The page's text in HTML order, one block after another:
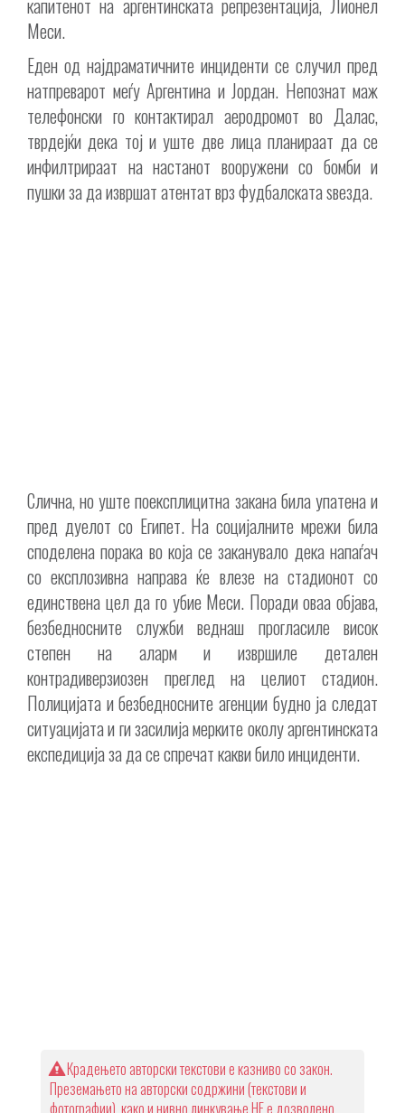
Меси.
Еден од најдраматичните инциденти се случил пред
натпреварот меѓу Аргентина и Јордан. Непознат маж
телефонски го контактирал аеродромот во Далас,
тврдејќи дека тој и уште две лица планираат да се
инфилтрираат на настанот вооружени со бомби и
пушки за да извршат атентат врз фудбалската ѕвезда.
Слична, но уште поексплицитна закана била упатена и
пред дуелот со Египет. На социјалните мрежи била
споделена порака во која се заканувало дека напаѓач
со експлозивна направа ќе влезе на стадионот со
единствена цел да го убие Меси. Поради оваа објава,
безбедносните служби веднаш прогласиле висок
степен на аларм и извршиле детален
контрадиверзиозен преглед на целиот стадион.
Полицијата и безбедносните агенции будно ја следат
ситуацијата и ги засилија мерките околу аргентинската
експедиција за да се спречат какви било инциденти.
Крадењето авторски текстови е казниво со закон.
Преземањето на авторски содржини (текстови и
фотографии), како и нивно линкување НЕ е дозволено